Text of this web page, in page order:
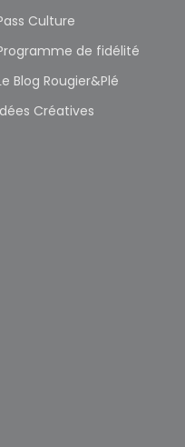
Culture
de fidélité
Blog Rougier&Plé
Créatives